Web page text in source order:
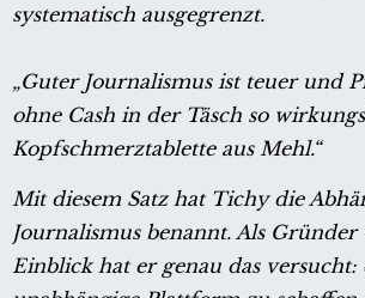
systematisch ausgegrenzt.
„Guter Journalismus ist teuer und
ohne Cash in der Täsch so
Kopfschmerztablette aus Mehl.“
Mit diesem Satz hat Tichy die
Journalismus benannt. Als
Einblick hat er genau das versucht: